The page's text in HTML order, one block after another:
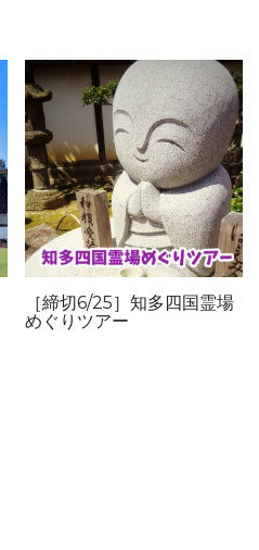
［締切6/25］知多四国霊場
めぐりツアー